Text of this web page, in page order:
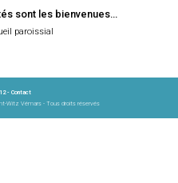
sont les bienvenues...
paroissial
- Contact
Witz Vémars - Tous droits réservés